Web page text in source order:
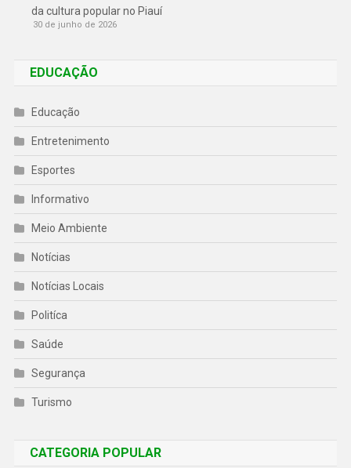
da cultura popular no Piauí
30 de junho de 2026
EDUCAÇÃO
Educação
Entretenimento
Esportes
Informativo
Meio Ambiente
Notícias
Notícias Locais
Politíca
Saúde
Segurança
Turismo
CATEGORIA POPULAR